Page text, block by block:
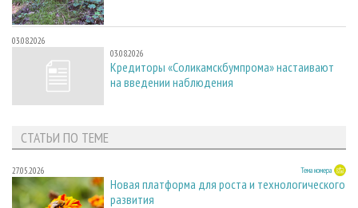
03.08.2026
03.08.2026
Кредиторы «Соликамскбумпрома» настаивают
на введении наблюдения
СТАТЬИ ПО ТЕМЕ
27.05.2026 Тема номера
Новая платформа для роста и технологического
развития